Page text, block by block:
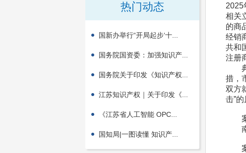
热门动态
国新办举行“开局起步‘十...
国务院国资委：加强知识产...
国务院关于印发《知识产权...
江苏知识产权｜关于印发《...
《江苏省人工智能 OPC...
国知局|一图读懂 知识产...
2025
相关
的商
经销
共和
注册
措，
双方
击”的